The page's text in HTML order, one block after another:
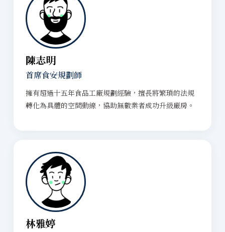
陳志明
首席食安規劃師
擁有超過十五年食品工廠規劃經驗，擅長將繁瑣的法規
轉化為具體的空間動線，協助無數業者成功升級廠房。
林雅婷